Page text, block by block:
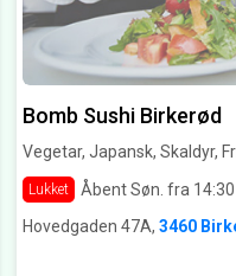
Bomb Sushi Birkerød
Vegetar, Japansk, Skaldyr,
Lukket Åbent Søn. fra
Hovedgaden 47A, 3460